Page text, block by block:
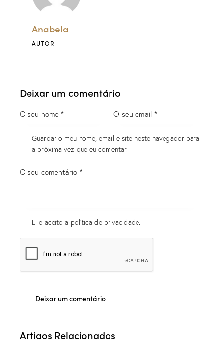
Anabela
AUTOR
Deixar um comentário
Guardar o meu nome, email e site neste navegador para
a próxima vez que eu comentar.
Li e aceito a política de privacidade.
Artigos Relacionados